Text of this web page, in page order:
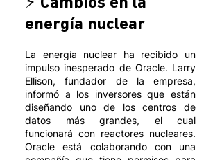
⚡️ Cambios en la
energía nuclear
La energía nuclear ha recibido un
impulso inesperado de Oracle. Larry
Ellison, fundador de la empresa,
informó a los inversores que están
diseñando uno de los centros de
datos más grandes, el cual
funcionará con reactores nucleares.
Oracle está colaborando con una